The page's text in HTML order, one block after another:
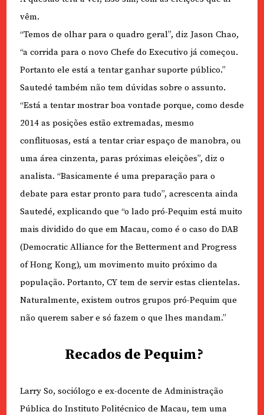
vêm.
“Temos de olhar para o quadro geral”, diz Jason Chao,
“a corrida para o novo Chefe do Executivo já começou.
Portanto ele está a tentar ganhar suporte público.”
Sautedé também não tem dúvidas sobre o assunto.
“Está a tentar mostrar boa vontade porque, como desde
2014 as posições estão extremadas, mesmo
conflituosas, está a tentar criar espaço de manobra, ou
uma área cinzenta, paras próximas eleições”, diz o
analista. “Basicamente é uma preparação para o
debate para estar pronto para tudo”, acrescenta ainda
Sautedé, explicando que “o lado pró-Pequim está muito
mais dividido do que em Macau, como é o caso do DAB
(Democratic Alliance for the Betterment and Progress
of Hong Kong), um movimento muito próximo da
população. Portanto, CY tem de servir estas clientelas.
Naturalmente, existem outros grupos pró-Pequim que
não querem saber e só fazem o que lhes mandam.”
Recados de Pequim?
Larry So, sociólogo e ex-docente de Administração
Pública do Instituto Politécnico de Macau, tem uma